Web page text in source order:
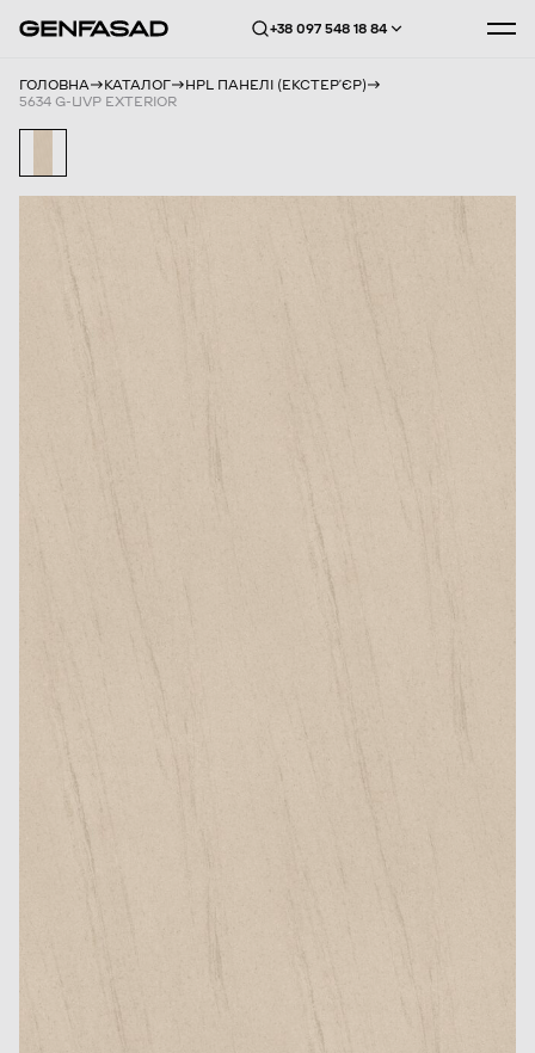
+38 097 548 18 84
ГОЛОВНА КАТАЛОГ
HPL ПАНЕЛІ (ЕКСТЕРʼЄР)
5634 G-UVP EXTERIOR